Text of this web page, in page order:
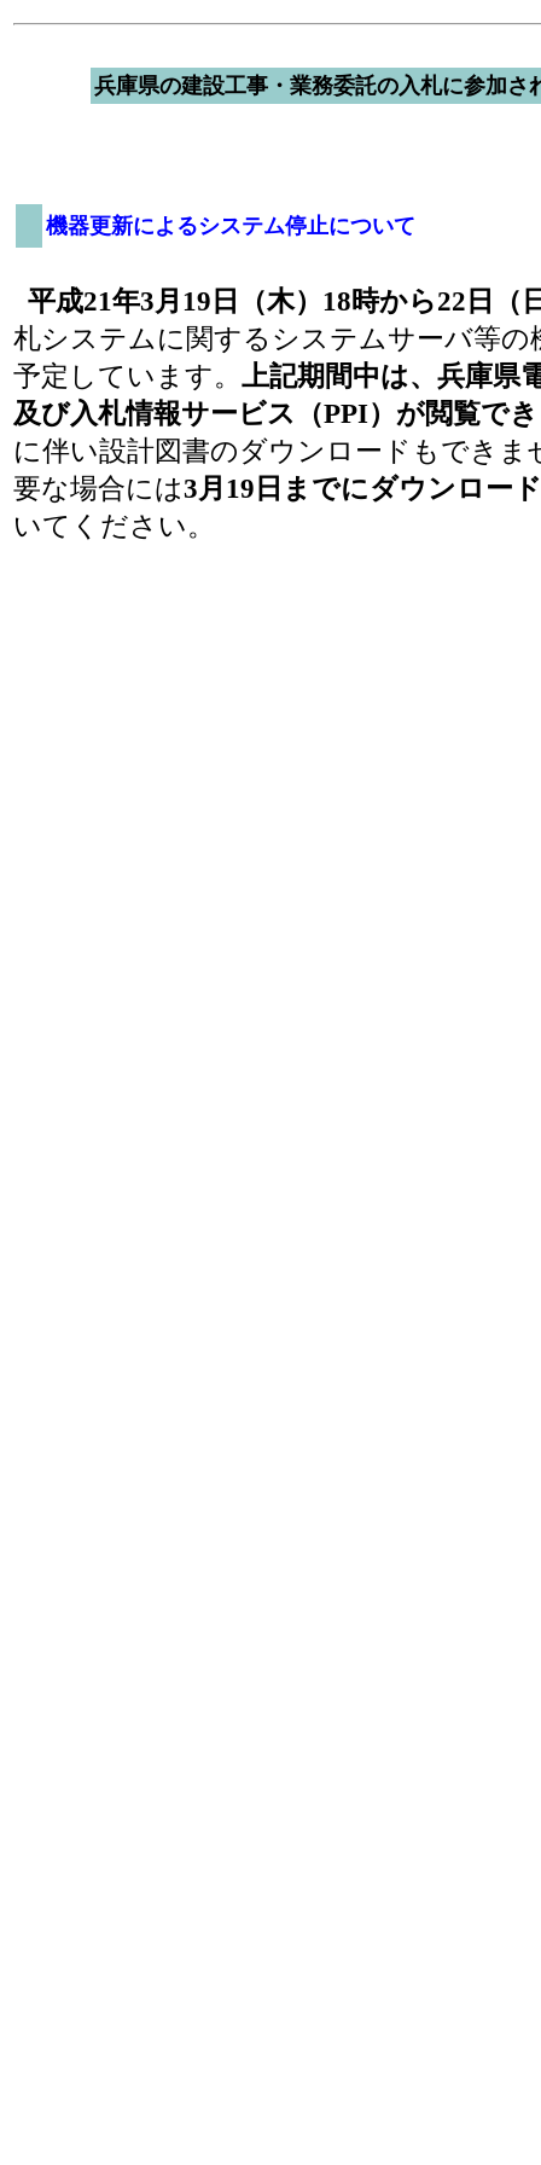
兵庫県の建設工事・業務委託の入札に参加さ
機器更新によるシステム停止について
平成21年3月19日（木）18時から22日（
札システムに関するシステムサーバ等の
予定しています。 上記期間中は、兵庫県
及び入札情報サービス（PPI）が閲覧で
に伴い設計図書のダウンロードもできま
要な場合には3月19日までにダウンロー
いてください。